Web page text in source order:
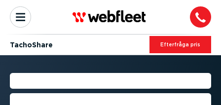
TachoShare Efterfråga pris
WEBFLEET TACHOSHARE
Modul för fjärr­ned­laddning och